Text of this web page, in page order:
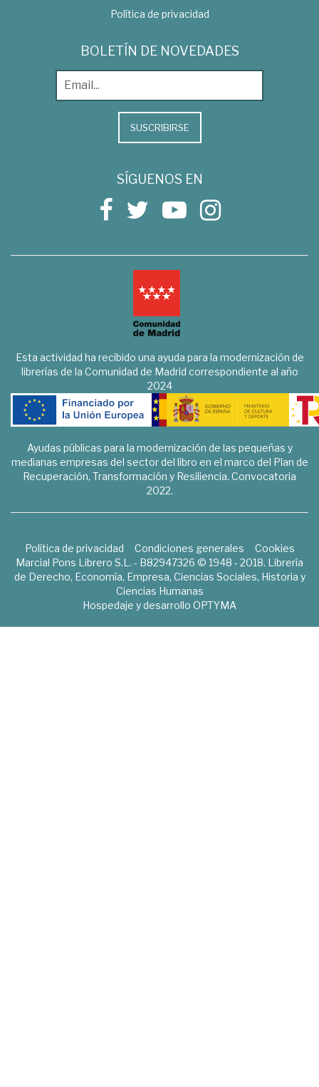
Política de privacidad
BOLETÍN DE NOVEDADES
SUSCRIBIRSE
SÍGUENOS EN
Esta actividad ha recibido una ayuda para la modernización de
librerías de la Comunidad de Madrid correspondiente al año
2024
Ayudas públicas para la modernización de las pequeñas y
medianas empresas del sector del libro en el marco del Plan de
Recuperación, Transformación y Resiliencia. Convocatoria
2022.
Política de privacidad Condiciones generales
Cookies
Marcial Pons Librero S.L. - B82947326 © 1948 - 2018. Librería
de Derecho, Economía, Empresa, Ciencias Sociales, Historia y
Ciencias Humanas
Hospedaje y desarrollo OPTYMA